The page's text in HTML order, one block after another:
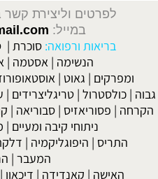
לפרטים וליצירת קשר בנייד:
במייל:
בריאות ורפואה: סוכרת |
הנשימה | אסטמה |
ומפרקים | גאוט |
גבוה |כולסטרול |טריגליצרידים |
הקרחה | פסוריאזיס |סבוריאה |
ניתוחי קיבה ומעיים |
התריס | היפוגליקמיה |
המעבר |
האישה | קאנדידה | דיכאון |